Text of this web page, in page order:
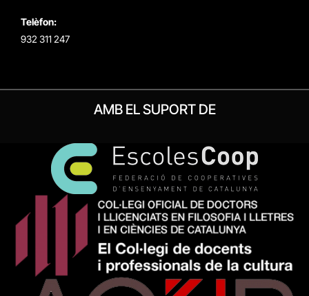
Telèfon:
932 311 247
AMB EL SUPORT DE